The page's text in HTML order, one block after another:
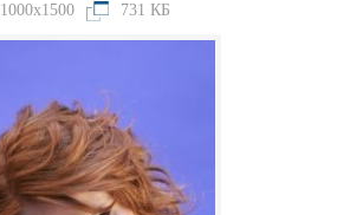
1000x1500 731 КБ